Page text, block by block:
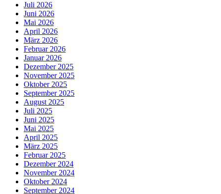
Juli 2026
Juni 2026
Mai 2026
April 2026
März 2026
Februar 2026
Januar 2026
Dezember 2025
November 2025
Oktober 2025
September 2025
August 2025
Juli 2025
Juni 2025
Mai 2025
April 2025
März 2025
Februar 2025
Dezember 2024
November 2024
Oktober 2024
September 2024